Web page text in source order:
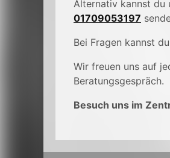
Alternativ kannst du
01709053197
Bei Fragen kannst
Wir freuen uns auf
Beratungsgespräch.
Besuch uns im